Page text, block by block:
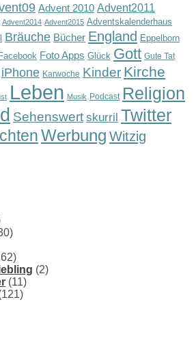
Advent 2010 Advent2011
Advent2014 Advent2015 Adventskalenderhaus
Bräuche Bücher England Eppelborn
Facebook Foto Apps Glück Gott Gute Tat
iPhone Karwoche Kinder Kirche
Leben Musik Podcast Religion
Sehenswert skurril Twitter
Werbung Witzig
(2)
(11)